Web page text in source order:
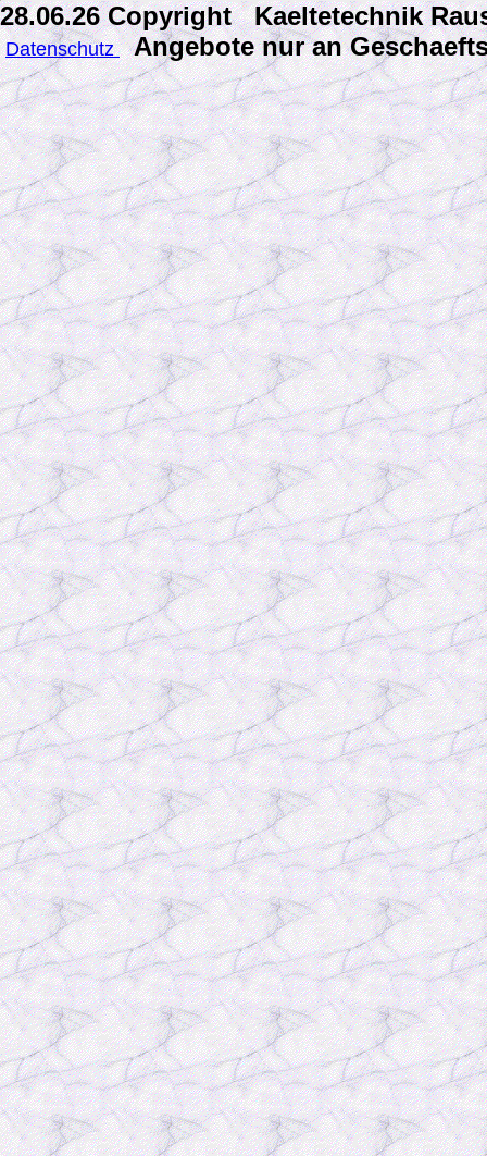
28.06.26 Copyright Kaeltetechnik
DatenschutzAngebote nur an